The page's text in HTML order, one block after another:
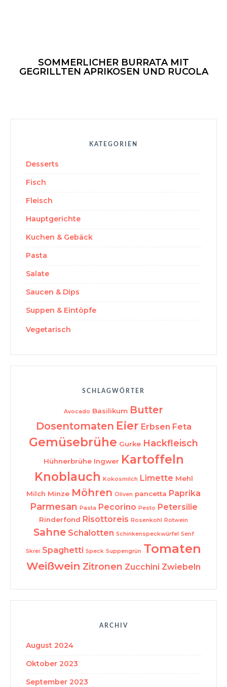
SOMMERLICHER BURRATA MIT
GEGRILLTEN APRIKOSEN UND RUCOLA
KATEGORIEN
Desserts
Fisch
Fleisch
Hauptgerichte
Kuchen & Gebäck
Pasta
Salate
Saucen & Dips
Suppen & Eintöpfe
Vegetarisch
SCHLAGWÖRTER
Avocado Basilikum Butter
Dosentomaten Eier Erbsen Feta
Gemüsebrühe Gurke Hackfleisch
Hühnerbrühe Ingwer Kartoffeln
Knoblauch Kokosmilch Limette Mehl
Milch Minze Möhren Oliven pancetta Paprika
Parmesan Pasta Pecorino Pesto Petersilie
Rinderfond Risottoreis Rosenkohl Rotwein
Sahne Schalotten Schinkenspeckwürfel Senf
Skrei Spaghetti Speck Suppengrün Tomaten
Weißwein Zitronen Zucchini Zwiebeln
ARCHIV
August 2024
Oktober 2023
September 2023